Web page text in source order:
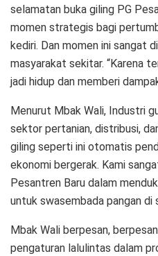
selamatan buka giling PG
momen strategis bagi
kediri. Dan momen ini sangat
masyarakat sekitar. “Karena
jadi hidup dan memberi
Menurut Mbak Wali, Industri
sektor pertanian, distribusi,
giling seperti ini otomatis
ekonomi bergerak. Kami
Pesantren Baru dalam
untuk swasembada pangan di
Mbak Wali berpesan,
pengaturan lalulintas dalam